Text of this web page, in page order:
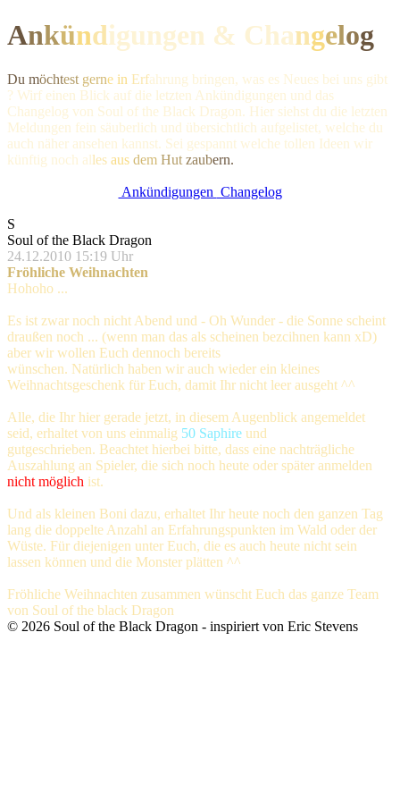
Ankündigungen & Changelog
Du möchtest gerne in Erfahrung bringen, was es Neues bei uns gibt
? Wirf einen Blick auf die letzten Ankündigungen und das
Changelog von Soul of the Black Dragon. Hier siehst du die letzten
Meldungen fein säuberlich und übersichtlich aufgelistet, welche du
auch näher ansehen kannst. Sei gespannt welche tollen Ideen wir
künftig noch alles aus dem Hut zaubern.
Ankündigungen Changelog
S
Soul of the Black Dragon
24.12.2010 15:19 Uhr
Fröhliche Weihnachten
Hohoho ...
Es ist zwar noch nicht Abend und - Oh Wunder - die Sonne scheint
draußen noch ... (wenn man das als scheinen bezcihnen kann xD)
aber wir wollen Euch dennoch bereits
wünschen. Natürlich haben wir auch wieder ein kleines
Weihnachtsgeschenk für Euch, damit Ihr nicht leer ausgeht ^^
Alle, die Ihr hier gerade jetzt, in diesem Augenblick angemeldet
seid, erhaltet von uns einmalig 50 Saphire und
gutgeschrieben. Beachtet hierbei bitte, dass eine nachträgliche
Auszahlung an Spieler, die sich noch heute oder später anmelden
nicht möglich ist.
Und als kleinen Boni dazu, erhaltet Ihr heute noch den ganzen Tag
lang die doppelte Anzahl an Erfahrungspunkten im Wald oder der
Wüste. Für diejenigen unter Euch, die es auch heute nicht sein
lassen können und die Monster plätten ^^
Fröhliche Weihnachten zusammen wünscht Euch das ganze Team
von Soul of the black Dragon
© 2026 Soul of the Black Dragon - inspiriert von Eric Stevens